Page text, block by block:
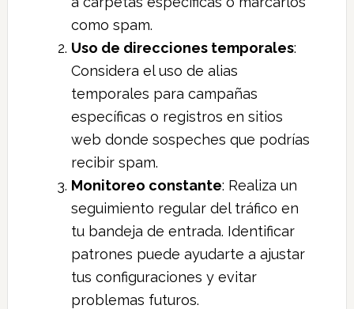
como spam.
Uso de direcciones temporales:
Considera el uso de alias
temporales para campañas
específicas o registros en sitios
web donde sospeches que podrías
recibir spam.
Monitoreo constante: Realiza un
seguimiento regular del tráfico en
tu bandeja de entrada. Identificar
patrones puede ayudarte a ajustar
tus configuraciones y evitar
problemas futuros.